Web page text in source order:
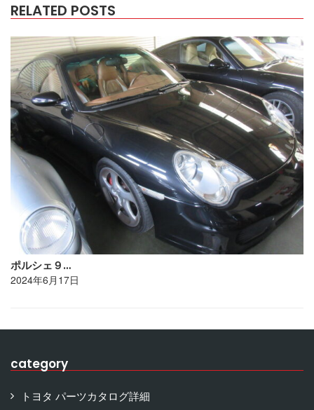
RELATED POSTS
ポルシェ９…
2024年6月17日
category
トヨタ パーツカタログ詳細